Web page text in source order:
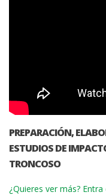
PREPARACIÓN,
ESTUDIOS DE
TRONCOSO
¿Quieres ver más?